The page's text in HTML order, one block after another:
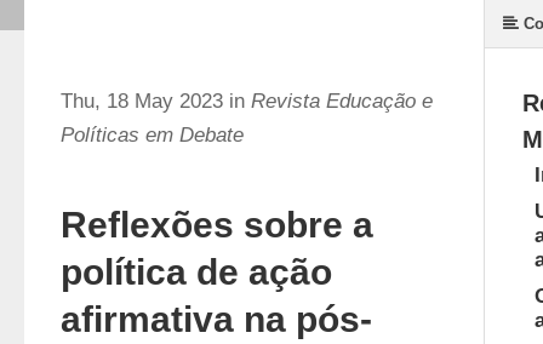
Thu, 18 May 2023 in Revista Educação e
Políticas em Debate
Reflexões sobre a
política de ação
afirmativa na pós-